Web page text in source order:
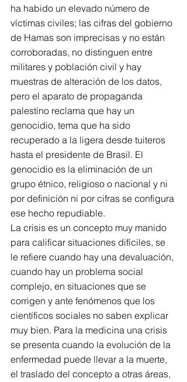
ha habido un elevado número de
víctimas civiles; las cifras del gobierno
de Hamas son imprecisas y no están
corroboradas, no distinguen entre
militares y población civil y hay
muestras de alteración de los datos,
pero el aparato de propaganda
palestino reclama que hay un
genocidio, tema que ha sido
recuperado a la ligera desde tuiteros
hasta el presidente de Brasil. El
genocidio es la eliminación de un
grupo étnico, religioso o nacional y ni
por definición ni por cifras se configura
ese hecho repudiable.
La crisis es un concepto muy manido
para calificar situaciones difíciles, se
le refiere cuando hay una devaluación,
cuando hay un problema social
complejo, en situaciones que se
corrigen y ante fenómenos que los
científicos sociales no saben explicar
muy bien. Para la medicina una crisis
se presenta cuando la evolución de la
enfermedad puede llevar a la muerte,
el traslado del concepto a otras áreas,